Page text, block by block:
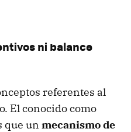
ni balance
referentes al
El conocido como
que un mecanismo de